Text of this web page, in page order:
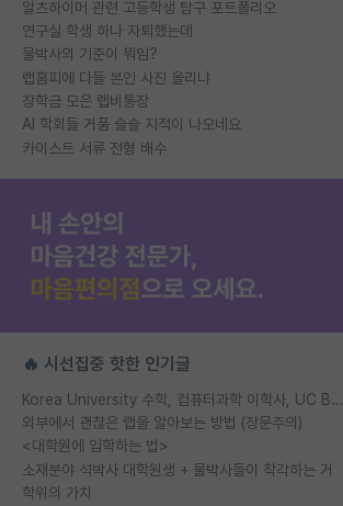
알츠하이머 관련 고등학생 탐구 포트폴리오
연구실 학생 하나 자퇴했는데
물박사의 기준이 뭐임?
랩홈피에 다들 본인 사진 올리냐
장학금 모은 랩비통장
AI 학회들 거품 슬슬 지적이 나오네요
카이스트 서류 전형 배수
🔥 시선집중 핫한 인기글
Korea University 수학, 컴퓨터과학 이학사, UC Berkeley 산업공학 대학원 공학박사가 되는 것은 쉽지 않겠죠?
외부에서 괜찮은 랩을 알아보는 방법 (장문주의)
<대학원에 입학하는 법>
소재분야 석박사 대학원생 + 물박사들이 착각하는 거
학위의 가치